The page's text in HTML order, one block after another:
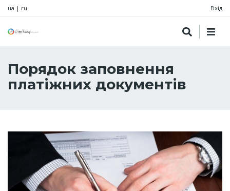
ua | ru Вхід
Порядок заповнення
платіжних документів